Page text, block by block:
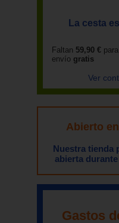
La cesta
Faltan 59,90 €
envío gratis
Ver
Abierto
Nuestra tienda
abierta
Gastos